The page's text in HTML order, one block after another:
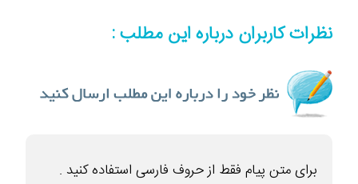
نظرات کاربران درباره این مطلب :
برای متن پیام فقط از حروف فارسی استفاده کنید .